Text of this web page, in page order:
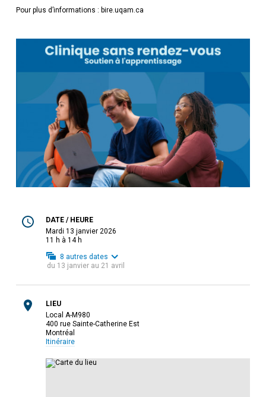
Pour plus d’informations : bire.uqam.ca
DATE / HEURE
mardi 13 janvier 2026
11 h à 14 h
8 autres dates
du 13 janvier au 21 avril
LIEU
Local A-M980
400 rue Sainte-Catherine Est
Montréal
Itinéraire